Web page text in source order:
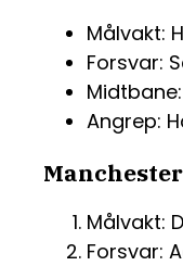
Målvakt:
Forsvar:
Angrep:
Målvakt:
Forsvar: